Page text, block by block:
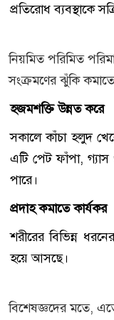
প্রতিরোধ ব্যবস্থাকে
নিয়মিত পরিমিত
সংক্রমণের ঝুঁকি
হজমশক্তি উন্নত করে
সকালে কাঁচা হলুদ
এটি পেট ফাঁপা,
পারে।
প্রদাহ কমাতে কার্যকর
শরীরের বিভিন্ন
হয়ে আসছে।
বিশেষজ্ঞদের মতে,